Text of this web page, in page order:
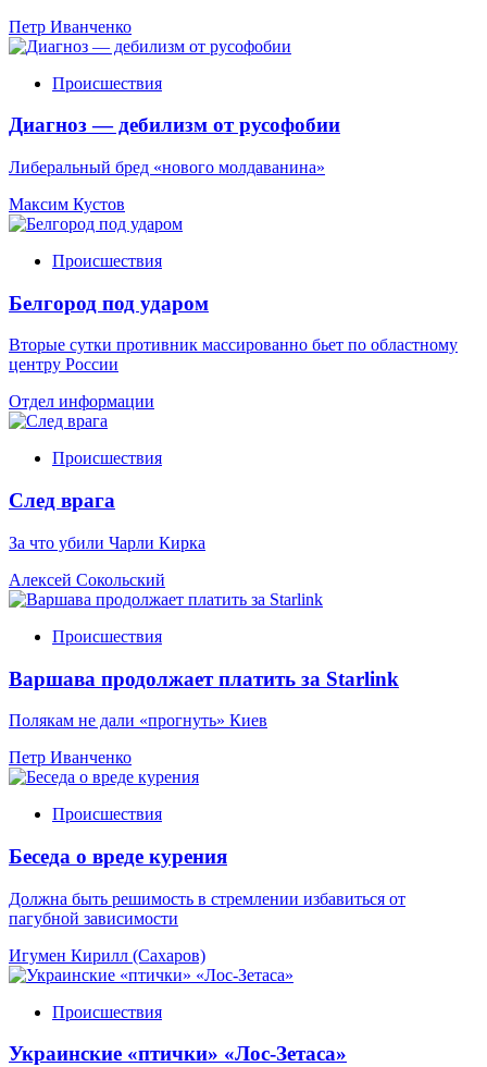
Петр Иванченко
Происшествия
Диагноз — дебилизм от русофобии
Либеральный бред «нового молдаванина»
Максим Кустов
Происшествия
Белгород под ударом
Вторые сутки противник массированно бьет по областному
центру России
Отдел информации
Происшествия
След врага
За что убили Чарли Кирка
Алексей Сокольский
Происшествия
Варшава продолжает платить за Starlink
Полякам не дали «прогнуть» Киев
Петр Иванченко
Происшествия
Беседа о вреде курения
Должна быть решимость в стремлении избавиться от
пагубной зависимости
Игумен Кирилл (Сахаров)
Происшествия
Украинские «птички» «Лос-Зетаса»